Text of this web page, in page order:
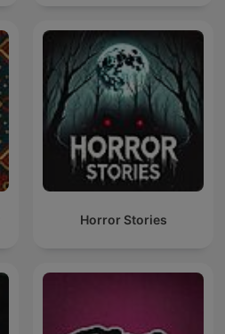
Horror Stories